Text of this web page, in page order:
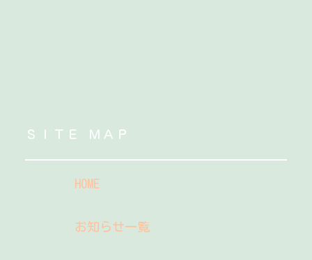
ＳＩＴＥ ＭＡＰ
HOME
お知らせ一覧